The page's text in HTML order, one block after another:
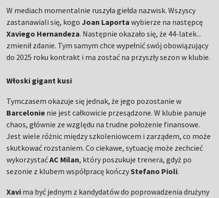
W mediach momentalnie ruszyła giełda nazwisk. Wszyscy
zastanawiali się, kogo Joan Laportawybierze na następcę
Xaviego Hernandeza. Następnie okazało się, że 44-latek...
zmienił zdanie. Tym samym chce wypełnić swój obowiązujący
do 2025 roku kontrakt i ma zostać na przyszły sezon w klubie.
Włoski gigant kusi
Tymczasem okazuje się jednak, że jego pozostanie w
Barcelonie nie jest całkowicie przesądzone. W klubie panuje
chaos, głównie ze względu na trudne położenie finansowe.
Jest wiele różnic między szkoleniowcem i zarządem, co może
skutkować rozstaniem. Co ciekawe, sytuację może zechcieć
wykorzystaćAC Milan, który poszukuje trenera, gdyż po
sezonie z klubem współpracę kończyStefano Pioli.
Xavi ma być jednym z kandydatów do poprowadzenia drużyny